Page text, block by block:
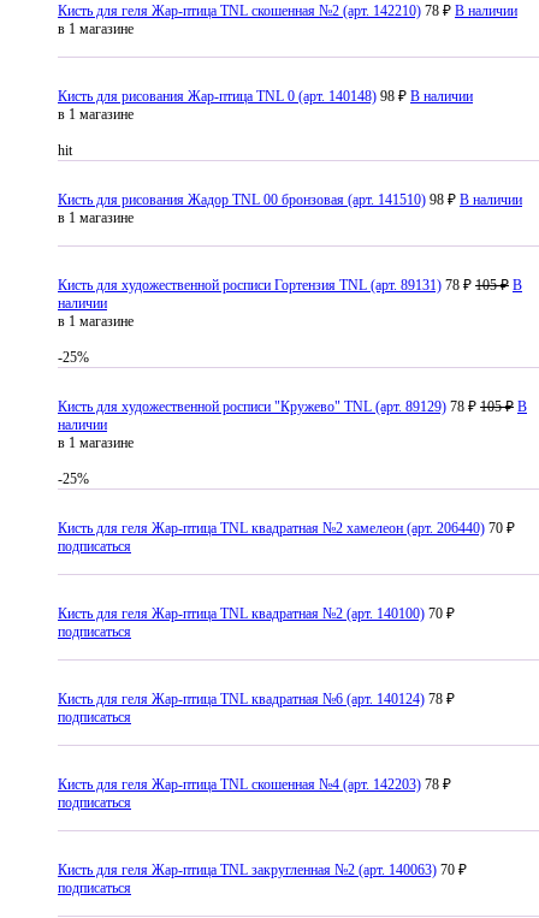
Кисть для геля Жар-птица TNL скошенная №2 (арт. 142210) 78 ₽ В наличии
в 1 магазине
Кисть для рисования Жар-птица TNL 0 (арт. 140148) 98 ₽ В наличии
в 1 магазине
hit
Кисть для рисования Жадор TNL 00 бронзовая (арт. 141510) 98 ₽ В наличии
в 1 магазине
Кисть для художественной росписи Гортензия TNL (арт. 89131) 78 ₽ 105 ₽ В
наличии
в 1 магазине
-25%
Кисть для художественной росписи "Кружево" TNL (арт. 89129) 78 ₽ 105 ₽ В
наличии
в 1 магазине
-25%
Кисть для геля Жар-птица TNL квадратная №2 хамелеон (арт. 206440) 70 ₽
подписаться
Кисть для геля Жар-птица TNL квадратная №2 (арт. 140100) 70 ₽
подписаться
Кисть для геля Жар-птица TNL квадратная №6 (арт. 140124) 78 ₽
подписаться
Кисть для геля Жар-птица TNL скошенная №4 (арт. 142203) 78 ₽
подписаться
Кисть для геля Жар-птица TNL закругленная №2 (арт. 140063) 70 ₽
подписаться